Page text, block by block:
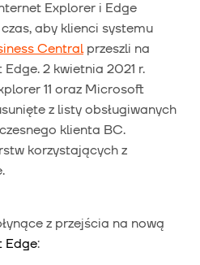
Explorer i Edge
aby klienci systemu
Centralprzeszli na
2 kwietnia 2021 r.
11 oraz Microsoft
z listy obsługiwanych
klienta BC.
korzystających z
z przejścia na nową
Edge: